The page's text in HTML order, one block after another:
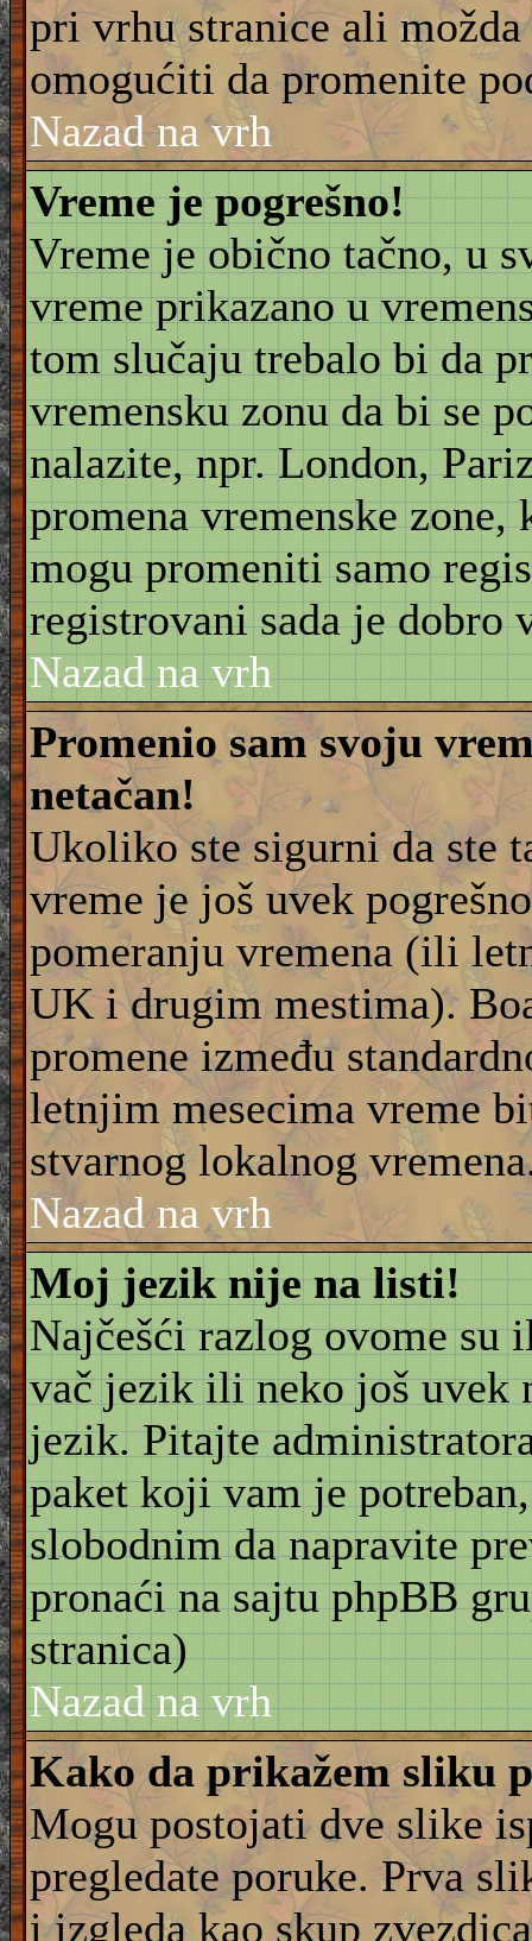
pri vrhu stranice ali
omogućiti da promenite
Nazad na vrh
Vreme je pogrešno!
Vreme je obično tačno, u
vreme prikazano u
tom slučaju trebalo bi da
vremensku zonu da bi se
nalazite, npr. London,
promena vremenske zone,
mogu promeniti samo
registrovani sada je dobro
Nazad na vrh
Promenio sam svoju
netačan!
Ukoliko ste sigurni da ste
vreme je još uvek
pomeranju vremena (ili
UK i drugim mestima).
promene između
letnjim mesecima vreme
stvarnog lokalnog
Nazad na vrh
Moj jezik nije na listi!
Najčešći razlog ovome
vač jezik ili neko još uvek
jezik. Pitajte
paket koji vam je
slobodnim da napravite
pronaći na sajtu phpBB
stranica)
Nazad na vrh
Kako da prikažem sliku
Mogu postojati dve slike
pregledate poruke. Prva
i izgleda kao skup